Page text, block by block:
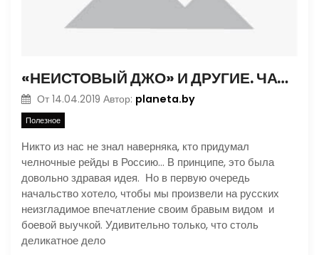
«НЕИСТОВЫЙ ДЖО» И ДРУГИЕ. ЧАСТЬ 1
От 14.04.2019 Автор: planeta.by
Полезное
Никто из нас не знал наверняка, кто придумал
челночные рейды в Россию… В принципе, это была
довольно здравая идея. Но в первую очередь
начальство хотело, чтобы мы произвели на русских
неизгладимое впечатление своим бравым видом и
боевой выучкой. Удивительно только, что столь
деликатное дело